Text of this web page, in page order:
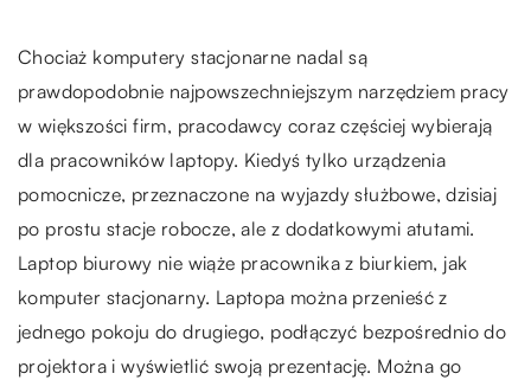
Chociaż komputery stacjonarne nadal są
prawdopodobnie najpowszechniejszym narzędziem pracy
w większości firm, pracodawcy coraz częściej wybierają
dla pracowników laptopy. Kiedyś tylko urządzenia
pomocnicze, przeznaczone na wyjazdy służbowe, dzisiaj
po prostu stacje robocze, ale z dodatkowymi atutami.
Laptop biurowy nie wiąże pracownika z biurkiem, jak
komputer stacjonarny. Laptopa można przenieść z
jednego pokoju do drugiego, podłączyć bezpośrednio do
projektora i wyświetlić swoją prezentację. Można go